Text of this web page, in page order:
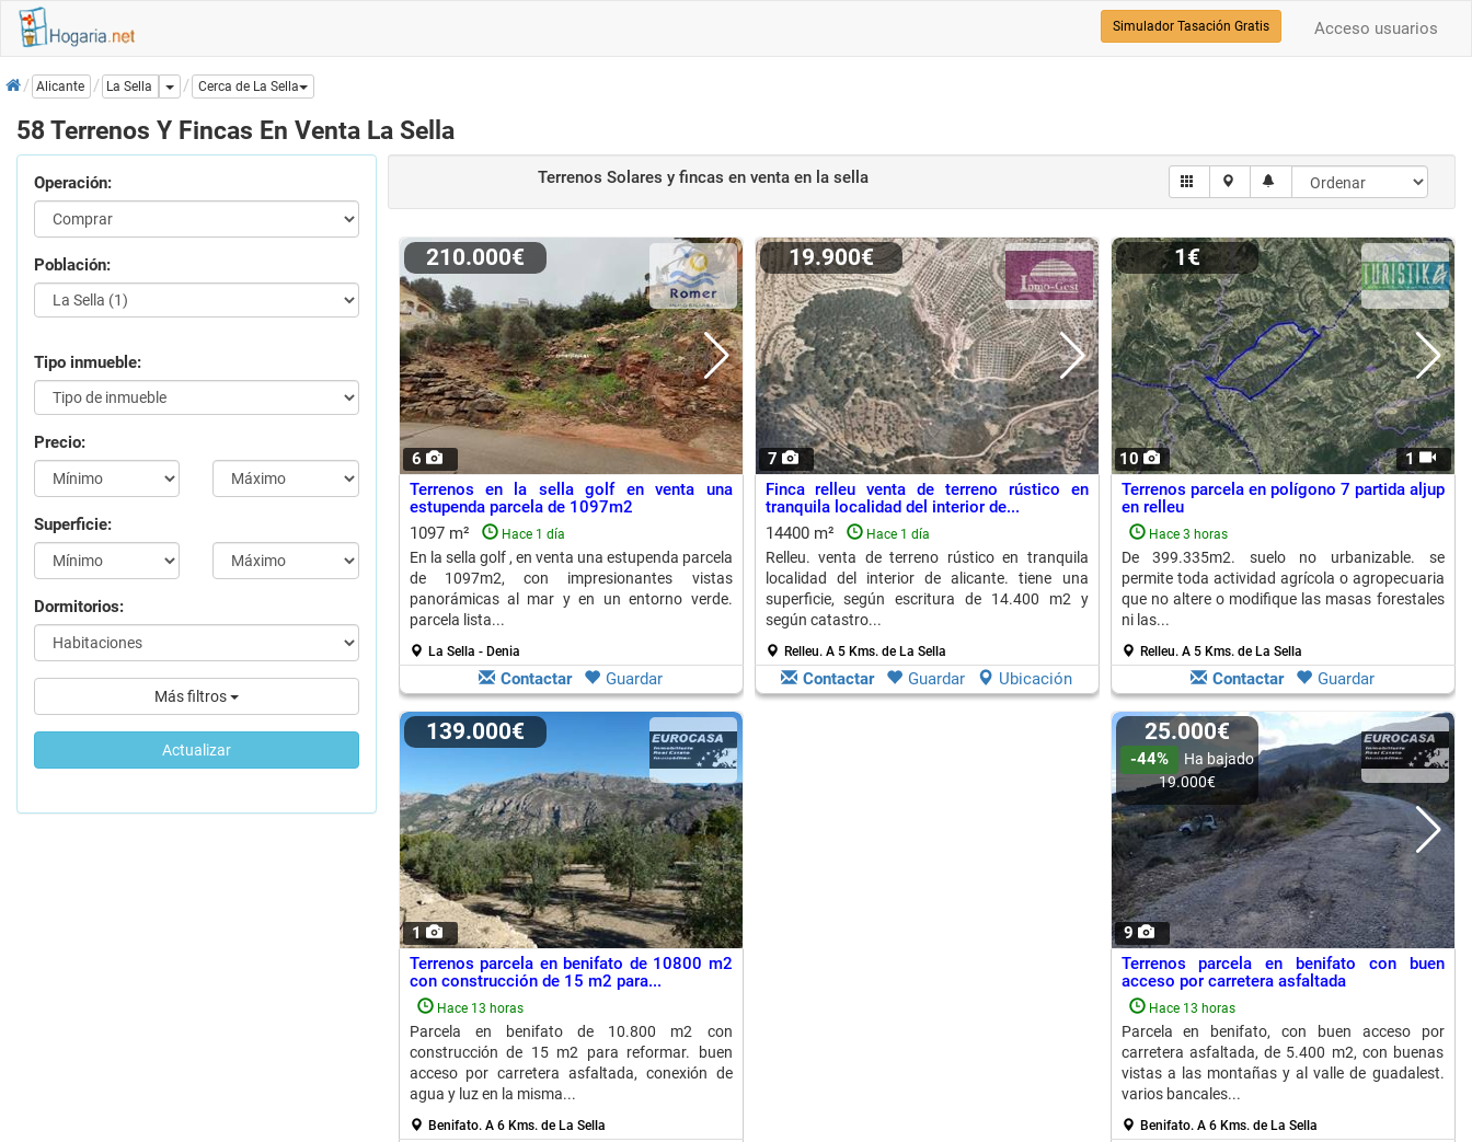
Acceso usuarios
Simulador Tasación Gratis
InicioAlicante La Sella Dropdown
Cerca de La Sella
58 Terrenos Y Fincas En Venta La Sella
Operación:
Población:
Tipo inmueble:
Precio:
Superficie:
Dormitorios:
Más filtros
Actualizar
Terrenos Solares y fincas en venta en la sella
6
210.000€
Terrenos en la sella golf en venta una
estupenda parcela de 1097m2
1097 m²
Hace 1 día
En la sella golf , en venta una estupenda parcela
de 1097m2, con impresionantes vistas
panorámicas al mar y en un entorno verde.
parcela lista...
La Sella - Denia
Contactar Guardar
7
19.900€
Finca relleu venta de terreno rústico en
tranquila localidad del interior de...
14400 m²
Hace 1 día
Relleu. venta de terreno rústico en tranquila
localidad del interior de alicante. tiene una
superficie, según escritura de 14.400 m2 y
según catastro...
Relleu. A 5 Kms. de La Sella
Contactar Guardar Ubicación
10 1
1€
Terrenos parcela en polígono 7 partida aljup
en relleu
Hace 3 horas
De 399.335m2. suelo no urbanizable. se
permite toda actividad agrícola o agropecuaria
que no altere o modifique las masas forestales
ni las...
Relleu. A 5 Kms. de La Sella
Contactar Guardar
1
139.000€
Terrenos parcela en benifato de 10800 m2
con construcción de 15 m2 para...
Hace 13 horas
Parcela en benifato de 10.800 m2 con
construcción de 15 m2 para reformar. buen
acceso por carretera asfaltada, conexión de
agua y luz en la misma...
Benifato. A 6 Kms. de La Sella
9
25.000€
-44%
Ha bajado
19.000€
Terrenos parcela en benifato con buen
acceso por carretera asfaltada
Hace 13 horas
Parcela en benifato, con buen acceso por
carretera asfaltada, de 5.400 m2, con buenas
vistas a las montañas y al valle de guadalest.
varios bancales...
Benifato. A 6 Kms. de La Sella